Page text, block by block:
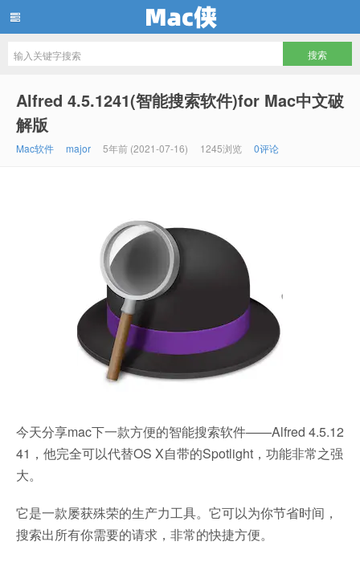
Alfred 4.5.1241(智能搜索软件)for Mac中文破
解版
Mac软件 major 5年前 (2021-07-16) 1245浏览 0评论
今天分享mac下一款方便的智能搜索软件——Alfred 4.5.12
41，他完全可以代替OS X自带的Spotlight，功能非常之强
大。
它是一款屡获殊荣的生产力工具。它可以为你节省时间，
搜索出所有你需要的请求，非常的快捷方便。